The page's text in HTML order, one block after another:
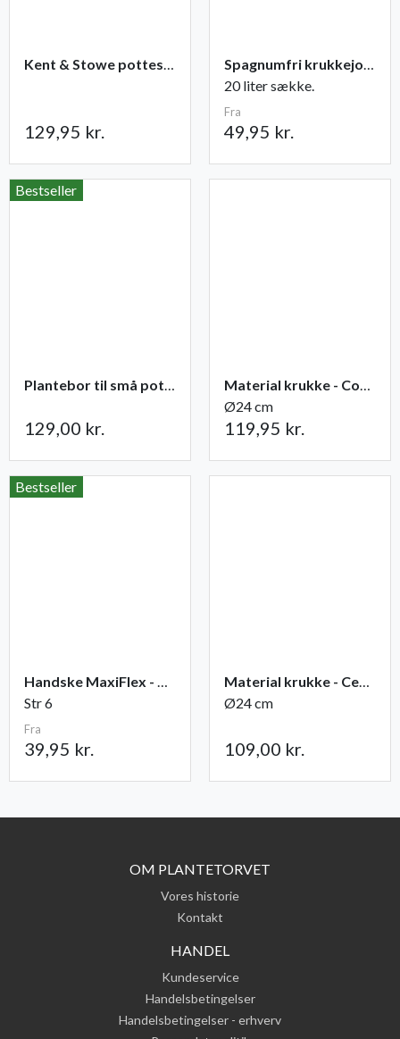
Kent & Stowe potteskovl
129,95 kr.
Spagnumfri krukkejord fra Champost
20 liter sække.
Fra
49,95 kr.
Bestseller
Plantebor til små potter
129,00 kr.
Material krukke - Corten
Ø24 cm
119,95 kr.
Bestseller
Handske MaxiFlex - Ultimate
Str 6
Fra
39,95 kr.
Material krukke - Cement
Ø24 cm
109,00 kr.
OM PLANTETORVET
Vores historie
Kontakt
HANDEL
Kundeservice
Handelsbetingelser
Handelsbetingelser - erhverv